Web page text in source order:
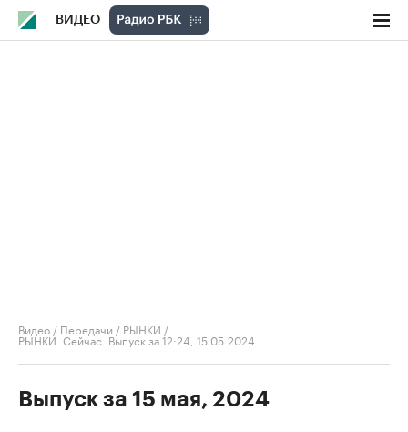
ВИДЕО
Видео / Передачи / РЫНКИ /
РЫНКИ. Сейчас. Выпуск за 12:24, 15.05.2024
Выпуск за 15 мая, 2024